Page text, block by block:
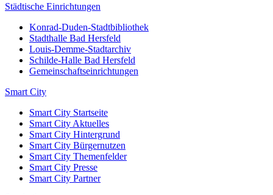
Städtische Einrichtungen
Konrad-Duden-Stadtbibliothek
Stadthalle Bad Hersfeld
Louis-Demme-Stadtarchiv
Schilde-Halle Bad Hersfeld
Gemeinschaftseinrichtungen
Smart City
Smart City Startseite
Smart City Aktuelles
Smart City Hintergrund
Smart City Bürgernutzen
Smart City Themenfelder
Smart City Presse
Smart City Partner